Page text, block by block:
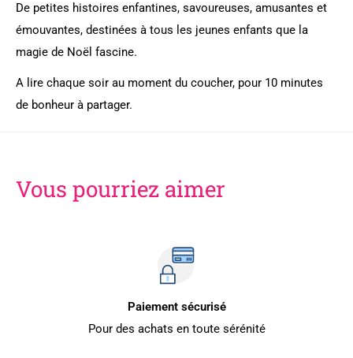
De petites histoires enfantines, savoureuses, amusantes et
émouvantes, destinées à tous les jeunes enfants que la
magie de Noël fascine.
A lire chaque soir au moment du coucher, pour 10 minutes
de bonheur à partager.
Vous pourriez aimer
Paiement sécurisé
Pour des achats en toute sérénité